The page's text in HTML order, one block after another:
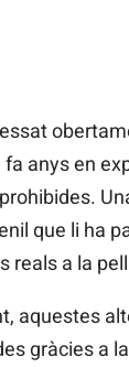
anys en
que li ha
reals a la
aquestes
gràcies a